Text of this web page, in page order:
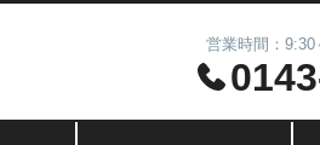
営業時間：